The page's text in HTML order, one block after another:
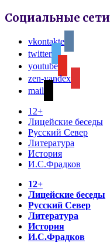
Социальные сети
vkontakte
twitter
youtube
zen-yandex
mail
12+
Лицейские беседы
Русский Север
Литература
История
И.С.Фрадков
12+
Лицейские беседы
Русский Север
Литература
История
И.С.Фрадков